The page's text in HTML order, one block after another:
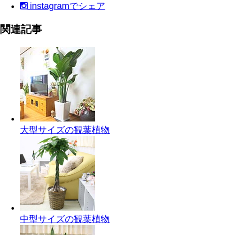
instagramでシェア
関連記事
大型サイズの観葉植物
中型サイズの観葉植物